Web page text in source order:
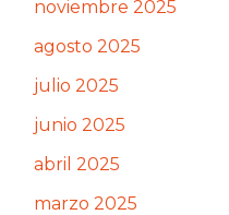
noviembre 2025
agosto 2025
julio 2025
junio 2025
abril 2025
marzo 2025